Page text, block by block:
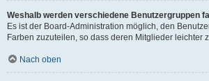
Weshalb werden verschiedene Benutzergruppen
Es ist der Board-Administration möglich, den
Farben zuzuteilen, so dass deren Mitglieder leichter
Nach oben